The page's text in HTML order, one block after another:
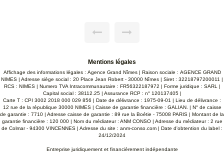
Mentions légales
Affichage des informations légales : Agence Grand Nîmes | Raison sociale : AGENCE GRAND
NIMES | Adresse siège social : 20 Place Jean Robert - 30000 Nîmes | Siret : 32218797200011 |
RCS : NIMES | Numero TVA Intracommunautaire : FR56322187972 | Forme juridique : SARL |
Capital social : 38112.25 | Assurance RCP : n° 120137405 |
Carte T : CPI 3002 2018 000 029 856 | Date de délivrance : 1975-09-01 | Lieu de délivrance :
12 rue de la république 30000 NIMES | Caisse de garantie financière : GALIAN. | N° de caisse
de garantie : 7710 | Adresse caisse de garantie : 89 rue la Boétie - 75008 PARIS | Montant de la
garantie financière : 120 000 | Nom du médiateur : ANM CONSO | Adresse du médiateur : 2 rue
de Colmar - 94300 VINCENNES | Adresse du site : anm-conso.com | Date d'obtention du label :
24/12/2024
Entreprise juridiquement et financièrement indépendante